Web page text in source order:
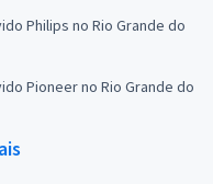
Philips no Rio Grande do
Pioneer no Rio Grande do